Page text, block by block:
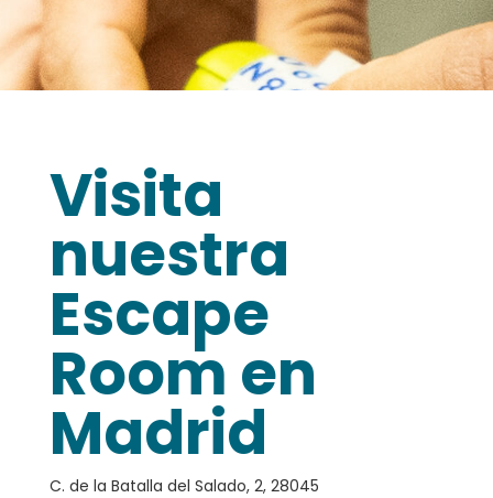
Visita
nuestra
Escape
Room en
Madrid
C. de la Batalla del Salado, 2, 28045